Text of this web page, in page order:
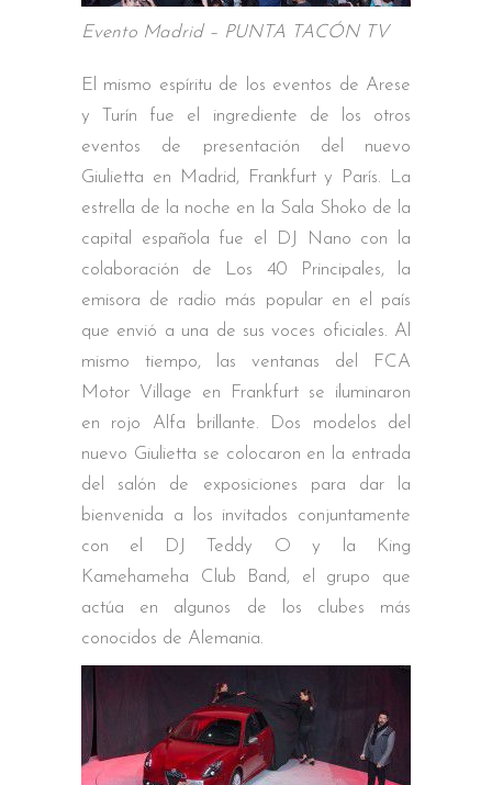
Evento Madrid – PUNTA TACÓN TV
El mismo espíritu de los eventos de Arese
y Turín fue el ingrediente de los otros
eventos de presentación del nuevo
Giulietta en Madrid, Frankfurt y París. La
estrella de la noche en la Sala Shoko de la
capital española fue el DJ Nano con la
colaboración de Los 40 Principales, la
emisora de radio más popular en el país
que envió a una de sus voces oficiales. Al
mismo tiempo, las ventanas del FCA
Motor Village en Frankfurt se iluminaron
en rojo Alfa brillante. Dos modelos del
nuevo Giulietta se colocaron en la entrada
del salón de exposiciones para dar la
bienvenida a los invitados conjuntamente
con el DJ Teddy O y la King
Kamehameha Club Band, el grupo que
actúa en algunos de los clubes más
conocidos de Alemania.